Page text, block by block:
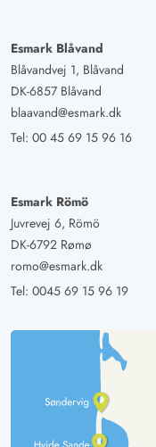
Esmark Blåvand
Blåvandvej 1, Blåvand
DK-6857 Blåvand
blaavand@esmark.dk
Tel: 00 45 69 15 96 16
Esmark Römö
Juvrevej 6, Römö
DK-6792 Rømø
romo@esmark.dk
Tel: 0045 69 15 96 19